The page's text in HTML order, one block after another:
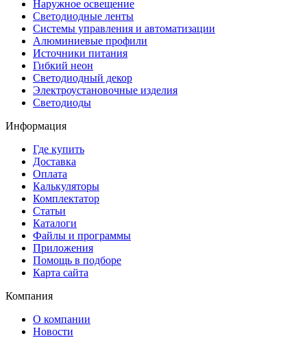
Наружное освещение
Светодиодные ленты
Системы управления и автоматизации
Алюминиевые профили
Источники питания
Гибкий неон
Светодиодный декор
Электроустановочные изделия
Светодиоды
Информация
Где купить
Доставка
Оплата
Калькуляторы
Комплектатор
Статьи
Каталоги
Файлы и программы
Приложения
Помощь в подборе
Карта сайта
Компания
О компании
Новости